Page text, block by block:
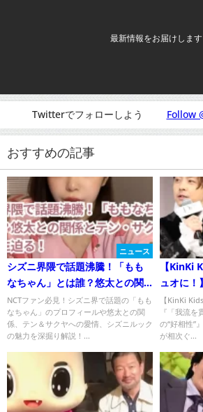
最新情報をお届けします
Twitterでフォローしよう Follow
おすすめの記事
ニュース
シズニ界隈で話題沸騰！「もも
なちゃん」とは誰？悠太との関
係とテン・サクヤペンの秘密に
迫る！
NCTファン必見！シズニ界で話題の「もも
なちゃん」のプロフィールや悠太との関
係、テン＆サクヤへの愛情、シズニルック
の魅力を深掘り解説！...
【KinKi
ュオに！
と「王
ついて
【KinKi
『「我流
の“好相性”
が相次ぐ...